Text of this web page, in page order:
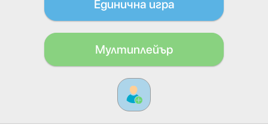
Единична игра
Мултиплейър